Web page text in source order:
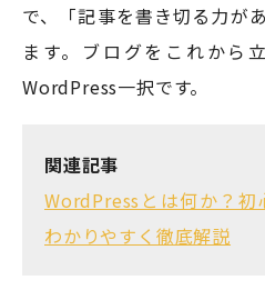
で、「記事を書き切る力が
ます。ブログをこれから
WordPress一択です。
関連記事
WordPressとは何か？初
わかりやすく徹底解説